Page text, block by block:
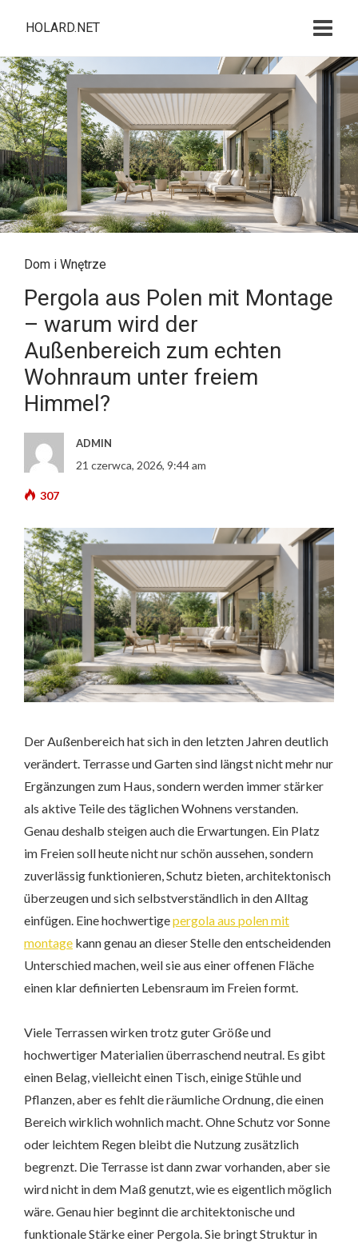
HOLARD.NET
Dom i Wnętrze
Pergola aus Polen mit Montage
– warum wird der
Außenbereich zum echten
Wohnraum unter freiem
Himmel?
ADMIN
21 czerwca, 2026, 9:44 am
307
Der Außenbereich hat sich in den letzten Jahren deutlich
verändert. Terrasse und Garten sind längst nicht mehr nur
Ergänzungen zum Haus, sondern werden immer stärker
als aktive Teile des täglichen Wohnens verstanden.
Genau deshalb steigen auch die Erwartungen. Ein Platz
im Freien soll heute nicht nur schön aussehen, sondern
zuverlässig funktionieren, Schutz bieten, architektonisch
überzeugen und sich selbstverständlich in den Alltag
einfügen. Eine hochwertigepergola aus polen mit
montage kann genau an dieser Stelle den entscheidenden
Unterschied machen, weil sie aus einer offenen Fläche
einen klar definierten Lebensraum im Freien formt.
Viele Terrassen wirken trotz guter Größe und
hochwertiger Materialien überraschend neutral. Es gibt
einen Belag, vielleicht einen Tisch, einige Stühle und
Pflanzen, aber es fehlt die räumliche Ordnung, die einen
Bereich wirklich wohnlich macht. Ohne Schutz vor Sonne
oder leichtem Regen bleibt die Nutzung zusätzlich
begrenzt. Die Terrasse ist dann zwar vorhanden, aber sie
wird nicht in dem Maß genutzt, wie es eigentlich möglich
wäre. Genau hier beginnt die architektonische und
funktionale Stärke einer Pergola. Sie bringt Struktur in